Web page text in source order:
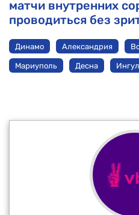
матчи внутренних
проводиться без
Динамо Александрия
Мариуполь Десна